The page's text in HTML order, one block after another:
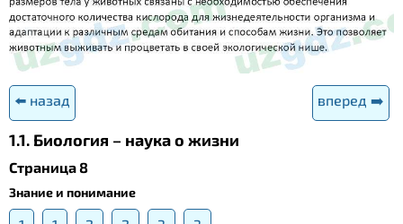
⬅️ назад вперед ➡️
1.1. Биология – наука о жизни
Страница 8
Знание и понимание